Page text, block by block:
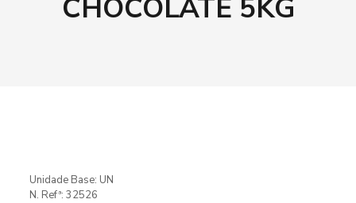
CHOCOLATE 5KG
Unidade Base: UN
N. Refª: 32526